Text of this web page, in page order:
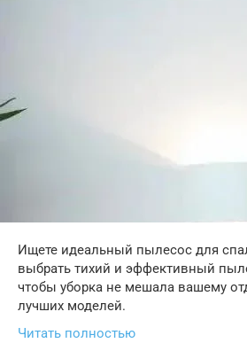
Ищете идеальный пылесос для
выбрать тихий и эффективный
чтобы уборка не мешала вашему
лучших моделей.
Читать полностью